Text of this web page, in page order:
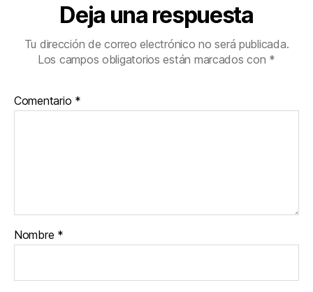
Deja una respuesta
Tu dirección de correo electrónico no será publicada.
Los campos obligatorios están marcados con *
Comentario *
Nombre *